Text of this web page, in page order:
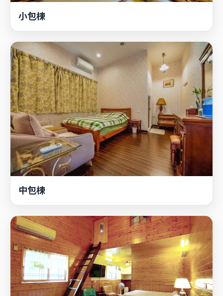
中包棟
大包棟